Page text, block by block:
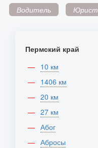
Водитель
Юрист
Пермский край
10 км
1406 км
20 км
27 км
Абог
Абросы